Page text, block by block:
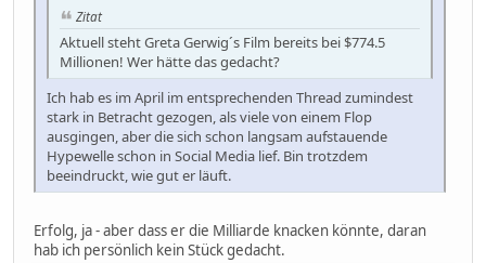
Zitat
Aktuell steht Greta Gerwig´s Film bereits bei $774.5
Millionen! Wer hätte das gedacht?
Ich hab es im April im entsprechenden Thread zumindest
stark in Betracht gezogen, als viele von einem Flop
ausgingen, aber die sich schon langsam aufstauende
Hypewelle schon in Social Media lief. Bin trotzdem
beeindruckt, wie gut er läuft.
Erfolg, ja - aber dass er die Milliarde knacken könnte, daran
hab ich persönlich kein Stück gedacht.